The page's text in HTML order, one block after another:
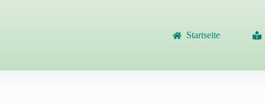
Startseite